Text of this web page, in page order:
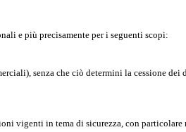
e più precisamente per i seguenti scopi:
senza che ciò determini la cessione dei
vigenti in tema di sicurezza, con